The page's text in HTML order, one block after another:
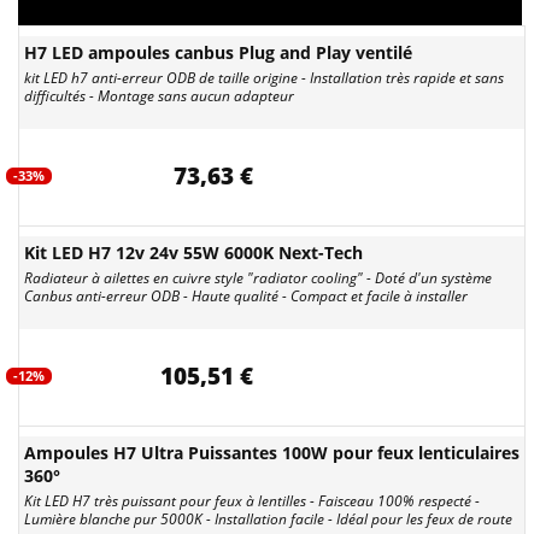
H7 LED ampoules canbus Plug and Play ventilé
kit LED h7 anti-erreur ODB de taille origine - Installation très rapide et sans
difficultés - Montage sans aucun adapteur
-33% 73,63 €
Kit LED H7 12v 24v 55W 6000K Next-Tech
Radiateur à ailettes en cuivre style "radiator cooling" - Doté d'un système
Canbus anti-erreur ODB - Haute qualité - Compact et facile à installer
-12% 105,51 €
Ampoules H7 Ultra Puissantes 100W pour feux lenticulaires
360°
Kit LED H7 très puissant pour feux à lentilles - Faisceau 100% respecté -
Lumière blanche pur 5000K - Installation facile - Idéal pour les feux de route